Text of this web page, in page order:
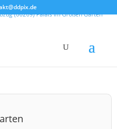
(00269) Palais im Großen Garten